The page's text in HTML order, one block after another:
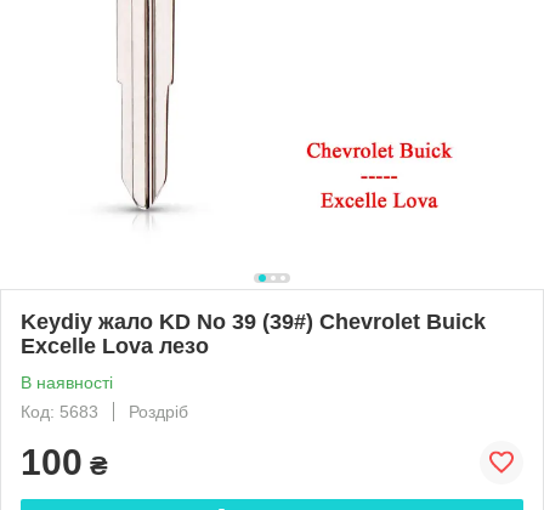
Keydiy жало KD No 39 (39#) Chevrolet Buick
Excelle Lova лезо
В наявності
Код: 5683
Роздріб
100 ₴